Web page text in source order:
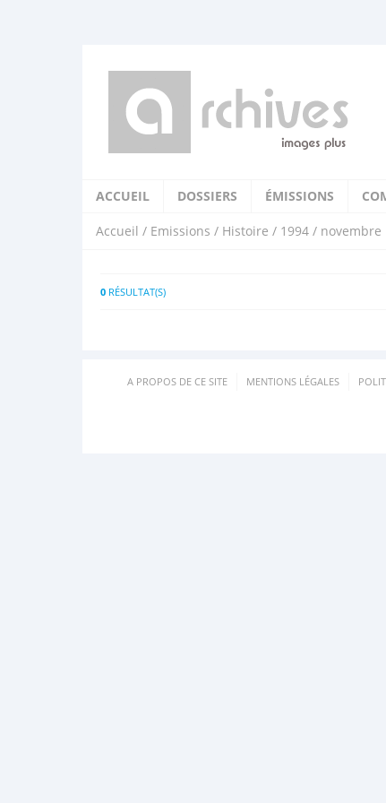
ACCUEIL DOSSIERS ÉMISSIONS
Accueil / Emissions / Histoire / 1994 / novembre
0 RÉSULTAT(S)
A PROPOS DE CE SITE MENTIONS LÉGALES